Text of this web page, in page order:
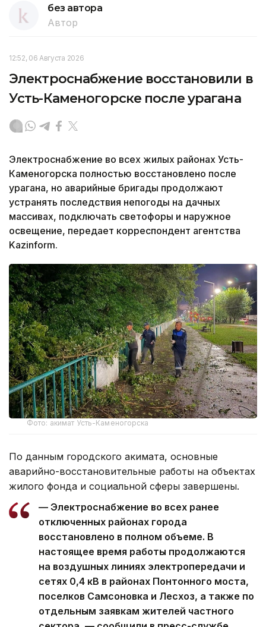
без автора
Автор
12:52, 06 Августа 2026
Электроснабжение восстановили в
Усть-Каменогорске после урагана
Электроснабжение во всех жилых районах Усть-
Каменогорска полностью восстановлено после
урагана, но аварийные бригады продолжают
устранять последствия непогоды на дачных
массивах, подключать светофоры и наружное
освещение, передает корреспондент агентства
Kazinform.
Фото: акимат Усть-Каменогорска
По данным городского акимата, основные
аварийно-восстановительные работы на объектах
жилого фонда и социальной сферы завершены.
— Электроснабжение во всех ранее
отключенных районах города
восстановлено в полном объеме. В
настоящее время работы продолжаются
на воздушных линиях электропередачи и
сетях 0,4 кВ в районах Понтонного моста,
поселков Самсоновка и Лесхоз, а также по
отдельным заявкам жителей частного